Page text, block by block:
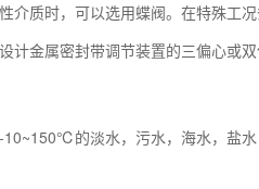
介质时，可以选用蝶阀。在特殊工
计金属密封带调节装置的三偏心或
的淡水，污水，海水，盐